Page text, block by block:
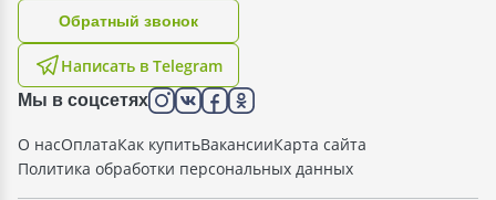
Написать в Telegram
Oбратный звонок
Мы в соцсетях
О насОплатаКак купитьВакансииКарта сайта
Политика обработки персональных данных